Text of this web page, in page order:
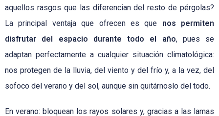
aquellos rasgos que las diferencian del resto de pérgolas?
La principal ventaja que ofrecen es que nos permiten
disfrutar del espacio durante todo el año, pues se
adaptan perfectamente a cualquier situación climatológica:
nos protegen de la lluvia, del viento y del frío y, a la vez, del
sofoco del verano y del sol, aunque sin quitárnoslo del todo.
En verano: bloquean los rayos solares y, gracias a las lamas